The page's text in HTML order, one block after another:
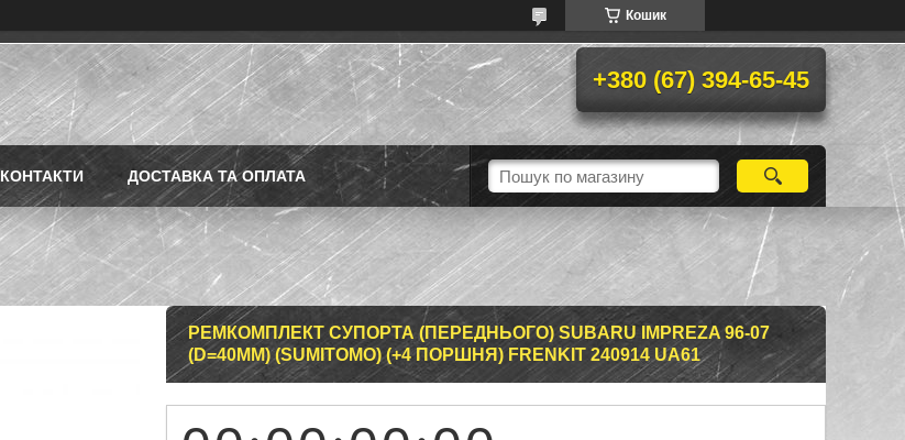
Кошик
+380 (67) 394-65-45
КОНТАКТИ ДОСТАВКА ТА ОПЛАТА
РЕМКОМПЛЕКТ СУПОРТА (ПЕРЕДНЬОГО) SUBARU IMPREZA 96-07
(D=40MM) (SUMITOMO) (+4 ПОРШНЯ) FRENKIT 240914 UA61